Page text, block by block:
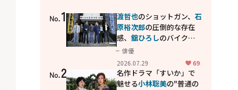
No.1 渡哲也のショットガン、石
原裕次郎の圧倒的な存在
感、舘ひろしのバイクア
クション！"大門軍団"の
カッコよさが詰まった
「西部警察 PART-II」
俳優
2026.07.29
69
No.2
名作ドラマ「すいか」で
魅せる小林聡美の"普通の